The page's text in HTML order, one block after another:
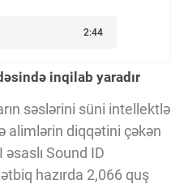
inqilab yaradır
səslərini süni intellektlə
alimlərin diqqətini çəkən
Sound ID
hazırda 2,066 quş